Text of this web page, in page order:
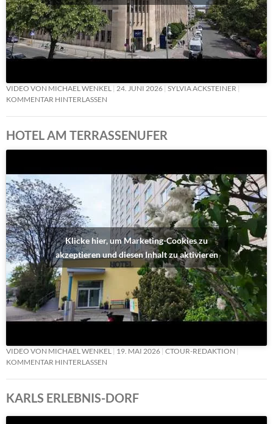
VIDEO VON MICHAEL WENKEL 24. JUNI 2026 SYLVIA ACKSTEINER
KOMMENTAR HINTERLASSEN
HOTEL AM TERRASSENUFER
Klicke hier, um Marketing-Cookies zu
akzeptieren und diesen Inhalt zu aktivieren
VIDEO VON MICHAEL WENKEL 19. MAI 2026 CTOUR-REDAKTION
KOMMENTAR HINTERLASSEN
KARLS ERLEBNIS-DORF